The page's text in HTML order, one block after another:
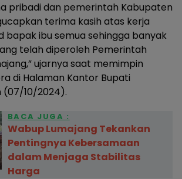
pribadi dan pemerintah Kabupaten
terima kasih atas kerja
bapak ibu semua sehingga banyak
telah diperoleh Pemerintah
ujarnya saat memimpin
di Halaman Kantor Bupati
(07/10/2024).
BACA JUGA :
Wabup Lumajang Tekankan
Pentingnya Kebersamaan
dalam Menjaga Stabilitas
Harga